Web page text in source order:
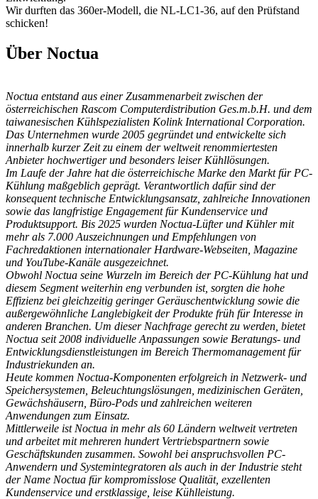
Wir durften das 360er-Modell, die NL-LC1-36, auf den Prüfstand
schicken!
Über Noctua
Noctua entstand aus einer Zusammenarbeit zwischen der
österreichischen Rascom Computerdistribution Ges.m.b.H. und dem
taiwanesischen Kühlspezialisten Kolink International Corporation.
Das Unternehmen wurde 2005 gegründet und entwickelte sich
innerhalb kurzer Zeit zu einem der weltweit renommiertesten
Anbieter hochwertiger und besonders leiser Kühllösungen.
Im Laufe der Jahre hat die österreichische Marke den Markt für PC-
Kühlung maßgeblich geprägt. Verantwortlich dafür sind der
konsequent technische Entwicklungsansatz, zahlreiche Innovationen
sowie das langfristige Engagement für Kundenservice und
Produktsupport. Bis 2025 wurden Noctua-Lüfter und Kühler mit
mehr als 7.000 Auszeichnungen und Empfehlungen von
Fachredaktionen internationaler Hardware-Webseiten, Magazine
und YouTube-Kanäle ausgezeichnet.
Obwohl Noctua seine Wurzeln im Bereich der PC-Kühlung hat und
diesem Segment weiterhin eng verbunden ist, sorgten die hohe
Effizienz bei gleichzeitig geringer Geräuschentwicklung sowie die
außergewöhnliche Langlebigkeit der Produkte früh für Interesse in
anderen Branchen. Um dieser Nachfrage gerecht zu werden, bietet
Noctua seit 2008 individuelle Anpassungen sowie Beratungs- und
Entwicklungsdienstleistungen im Bereich Thermomanagement für
Industriekunden an.
Heute kommen Noctua-Komponenten erfolgreich in Netzwerk- und
Speichersystemen, Beleuchtungslösungen, medizinischen Geräten,
Gewächshäusern, Büro-Pods und zahlreichen weiteren
Anwendungen zum Einsatz.
Mittlerweile ist Noctua in mehr als 60 Ländern weltweit vertreten
und arbeitet mit mehreren hundert Vertriebspartnern sowie
Geschäftskunden zusammen. Sowohl bei anspruchsvollen PC-
Anwendern und Systemintegratoren als auch in der Industrie steht
der Name Noctua für kompromisslose Qualität, exzellenten
Kundenservice und erstklassige, leise Kühlleistung.